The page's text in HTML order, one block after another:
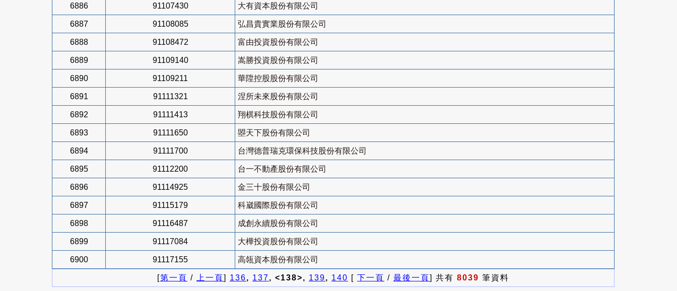
6886 91107430 大有資本股份有限公司
6887 91108085 弘昌貴實業股份有限公司
6888 91108472 富由投資股份有限公司
6889 91109140 嵩勝投資股份有限公司
6890 91109211 華陞控股股份有限公司
6891 91111321 涅所未來股份有限公司
6892 91111413 翔棋科技股份有限公司
6893 91111650 曌天下股份有限公司
6894 91111700 台灣德普瑞克環保科技股份有限公司
6895 91112200 台一不動產股份有限公司
6896 91114925 金三十股份有限公司
6897 91115179 科崴國際股份有限公司
6898 91116487 成創永續股份有限公司
6899 91117084 大樺投資股份有限公司
6900 91117155 高瓴資本股份有限公司
[第一頁 / 上一頁] 136, 137, <138>, 139, 140 [ 下一頁 / 最後一頁] 共有 8039 筆資料